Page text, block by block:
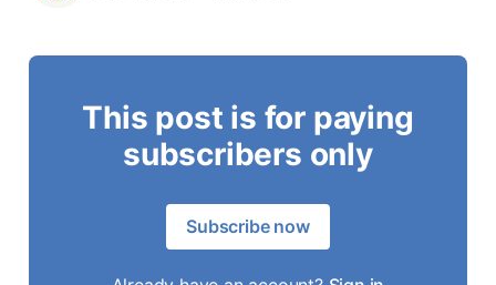
This post is for paying
subscribers only
Subscribe now